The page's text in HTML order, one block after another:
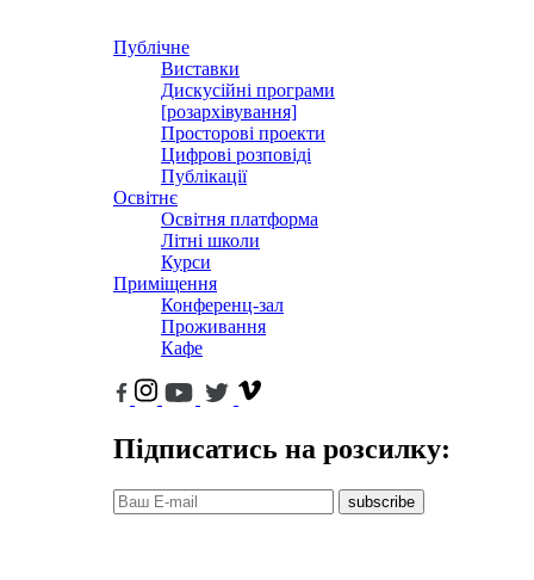
Публічне
Виставки
Дискусійні програми
[розархівування]
Просторові проекти
Цифрові розповіді
Публікації
Освітнє
Освітня платформа
Літні школи
Курси
Приміщення
Конференц-зал
Проживання
Кафе
Підписатись на розсилку:
subscribe